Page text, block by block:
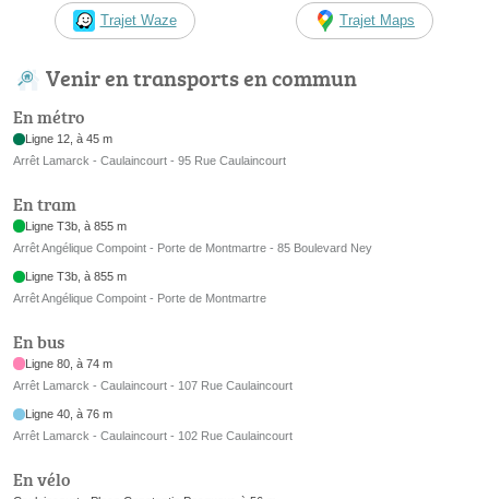
Trajet Waze Trajet Maps
Venir en transports en commun
En métro
Ligne 12, à 45 m
Arrêt Lamarck - Caulaincourt - 95 Rue Caulaincourt
En tram
Ligne T3b, à 855 m
Arrêt Angélique Compoint - Porte de Montmartre - 85 Boulevard Ney
Ligne T3b, à 855 m
Arrêt Angélique Compoint - Porte de Montmartre
En bus
Ligne 80, à 74 m
Arrêt Lamarck - Caulaincourt - 107 Rue Caulaincourt
Ligne 40, à 76 m
Arrêt Lamarck - Caulaincourt - 102 Rue Caulaincourt
En vélo